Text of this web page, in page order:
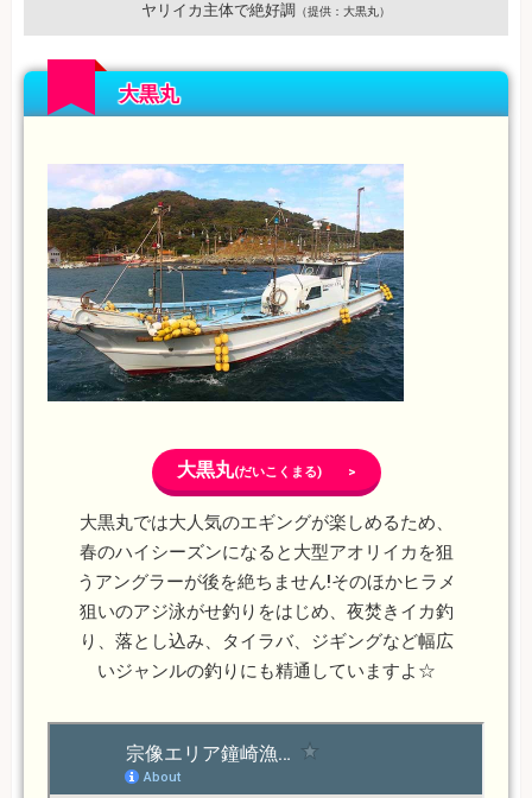
ヤリイカ主体で絶好調 （提供：大黒丸）
大黒丸
大黒丸(だいこくまる) >
大黒丸では大人気のエギングが楽しめるため、
春のハイシーズンになると大型アオリイカを狙
うアングラーが後を絶ちません!そのほかヒラメ
狙いのアジ泳がせ釣りをはじめ、夜焚きイカ釣
り、落とし込み、タイラバ、ジギングなど幅広
いジャンルの釣りにも精通していますよ☆